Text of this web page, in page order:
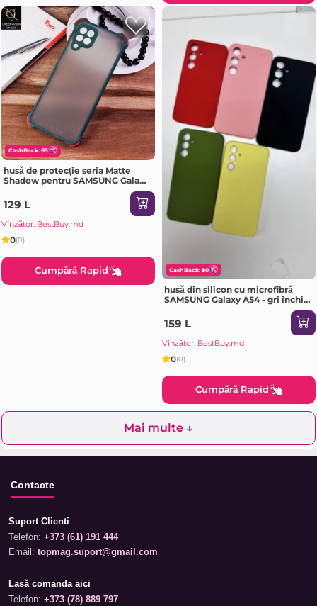
CashBack: 65
husă de protecție seria Matte
Shadow pentru SAMSUNG Galaxy
129 L
Vînzător: BestBuy.md
0(0)
Cumpără Rapid CashBack: 80
husă din silicon cu microfibră
SAMSUNG Galaxy A54 - gri închis
159 L
Vînzător: BestBuy.md
0(0)
Cumpără Rapid
Mai multe ↓
Contacte
Suport Clienti
Telefon: +373 (61) 191 444
Email: topmag.suport@gmail.com
Lasă comanda aici
Telefon: +373 (78) 889 797